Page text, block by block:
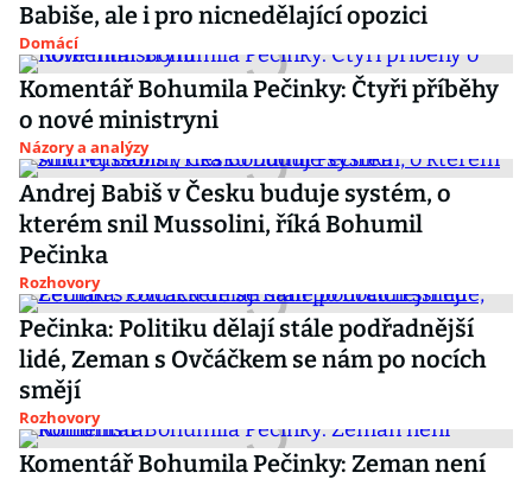
Babiše, ale i pro nicnedělající opozici
Domácí
Komentář Bohumila Pečinky: Čtyři příběhy
o nové ministryni
Názory a analýzy
Andrej Babiš v Česku buduje systém, o
kterém snil Mussolini, říká Bohumil
Pečinka
Rozhovory
Pečinka: Politiku dělají stále podřadnější
lidé, Zeman s Ovčáčkem se nám po nocích
smějí
Rozhovory
Komentář Bohumila Pečinky: Zeman není